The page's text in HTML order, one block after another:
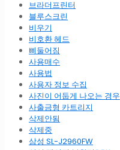
브라더프린터
블루스크린
비우기
비호환 헤드
삐둘어짐
사용매수
사용법
사용자 정보 수집
사진이 어둡게 나오는 경우
사출금형 카트리지
삭제안됨
삭제중
삼성 SL-J2960FW